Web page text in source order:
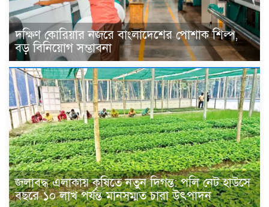
দক্ষিণ কোরিয়ার নজরে বাংলাদেশের পোশাক শিল্প,
বড় বিনিয়োগ সম্ভাবনা
জলাবদ্ধ এলাকায় কৃষিতে নতুন দিগন্ত: পলি নেট হাউসে
বছরে ১০ লাখ পর্যন্ত মানসম্মত চারা উৎপাদন